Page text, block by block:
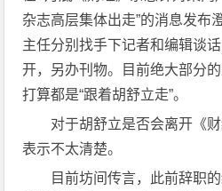
杂志高层集体出走”的消息发布
主任分别找手下记者和编辑谈
开，另办刊物。目前绝大部分
打算都是“跟着胡舒立走”。
对于胡舒立是否会离开《
表示不太清楚。
目前坊间传言，此前辞职